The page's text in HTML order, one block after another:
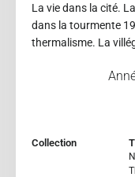
La vie dans la cité.
dans la tourmente
thermalisme. La
Collection